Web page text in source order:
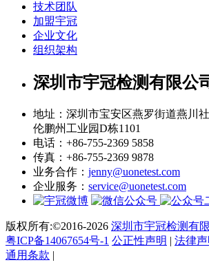
技术团队
加盟宇冠
企业文化
组织架构
深圳市宇冠检测有限公
地址：深圳市宝安区燕罗街道燕川
伦鹏州工业园D栋1101
电话：+86-755-2369 5858
传真：+86-755-2369 9878
业务合作： jenny@uonetest.com
企业服务： service@uonetest.com
版权所有:©2016-2026 深圳市宇冠检测有
粤ICP备14067654号-1 公正性声明 | 法律声
通用条款 |